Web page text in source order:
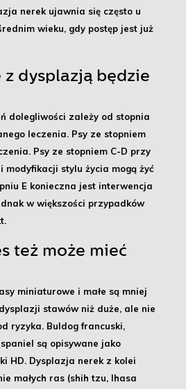
nerek ujawnia się często u
wieku, gdy postęp jest już
z dysplazją będzie
dolegliwości zależy od stopnia
leczenia. Psy ze stopniem
Psy ze stopniem C-D przy
stylu życia mogą żyć
E konieczna jest interwencja
w większości przypadków
też może mieć
miniaturowe i małe są mniej
stawów niż duże, ale nie
ryzyka. Buldog francuski,
są opisywane jako
HD. Dysplazja nerek z kolei
małych ras (shih tzu, lhasa